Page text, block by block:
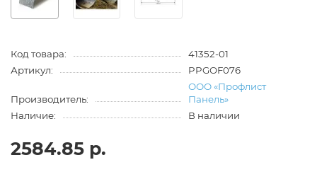
Код товара:
41352-01
Артикул:
PPGOF076
Производитель:
ООО «Профлист
Панель»
Наличие:
В наличии
2584.85 р.